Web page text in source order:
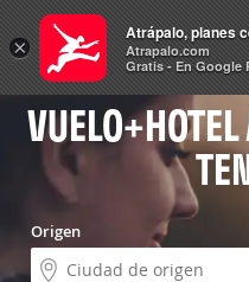
Vuelo+Hotel
Origen
×
Atrápalo, planes
Atrapalo.com
Gratis - En Google